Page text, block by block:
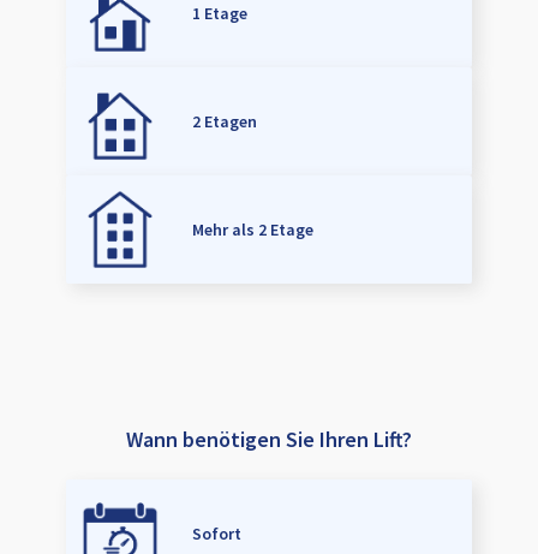
1 Etage
2 Etagen
Mehr als 2 Etage
Wann benötigen Sie Ihren Lift?
Sofort